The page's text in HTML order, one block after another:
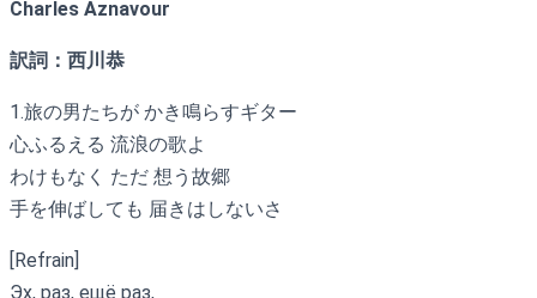
Charles Aznavour
訳詞：西川恭
1.旅の男たちが かき鳴らすギター
心ふるえる 流浪の歌よ
わけもなく ただ 想う故郷
手を伸ばしても 届きはしないさ
[Refrain]
Эх, раз, ещё раз,